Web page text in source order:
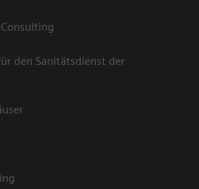
den Sanitätsdienst der